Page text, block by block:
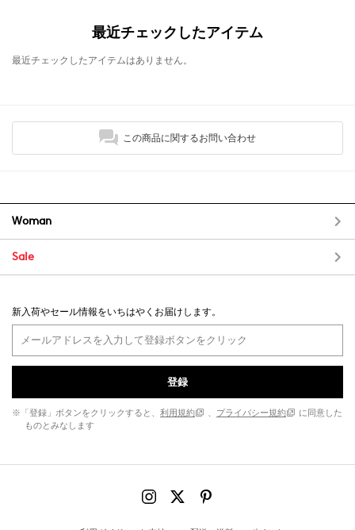
最近チェックしたアイテム
最近チェックしたアイテムはありません。
この商品に関するお問い合わせ
Woman
Sale
新入荷やセール情報をいちはやくお届けします。
登録
※「登録」ボタンをクリックすると、 利用規約 、 プライバシー規約
に同意した
ものとみなします